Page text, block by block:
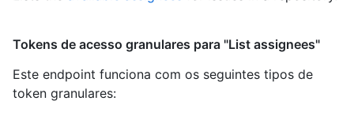
Tokens de acesso granulares para "List assignees"
Este endpoint funciona com os seguintes tipos de
token granulares: